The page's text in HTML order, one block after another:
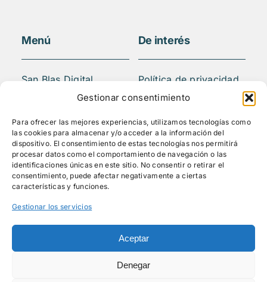
Gestionar consentimiento
Para ofrecer las mejores experiencias, utilizamos tecnologías como
las cookies para almacenar y/o acceder a la información del
dispositivo. El consentimiento de estas tecnologías nos permitirá
procesar datos como el comportamiento de navegación o las
identificaciones únicas en este sitio. No consentir o retirar el
consentimiento, puede afectar negativamente a ciertas
características y funciones.
Gestionar los servicios
Aceptar
Denegar
Menú
San Blas Digital
Quiénes somos
Actividades
Blog
Mediateca
Contacto
De interés
Política de privacidad
Aviso legal